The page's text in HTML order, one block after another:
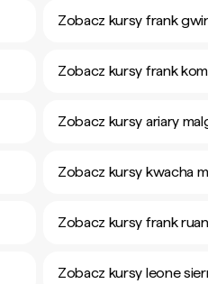
Zobacz kursy frank
Zobacz kursy frank
Zobacz kursy ariary
Zobacz kursy kwacha
Zobacz kursy frank
Zobacz kursy leone